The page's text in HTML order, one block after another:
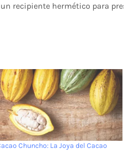
recipiente hermético para
Chuncho: La Joya del Cacao